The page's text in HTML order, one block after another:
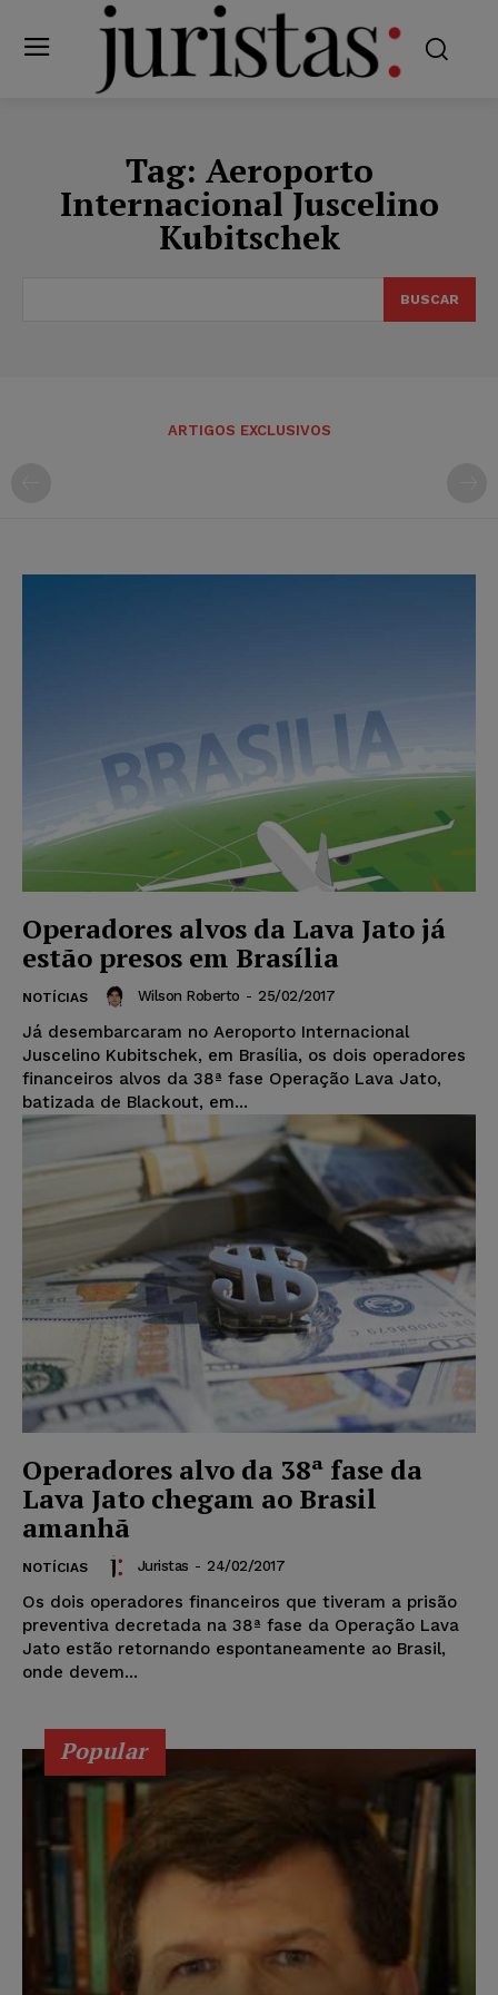
Tag: Aeroporto
Internacional Juscelino
Kubitschek
BUSCAR
ARTIGOS EXCLUSIVOS
Operadores alvos da Lava Jato já
estão presos em Brasília
NOTÍCIAS Wilson Roberto - 25/02/2017
Já desembarcaram no Aeroporto Internacional
Juscelino Kubitschek, em Brasília, os dois operadores
financeiros alvos da 38ª fase Operação Lava Jato,
batizada de Blackout, em...
Operadores alvo da 38ª fase da
Lava Jato chegam ao Brasil
amanhã
NOTÍCIAS Juristas - 24/02/2017
Os dois operadores financeiros que tiveram a prisão
preventiva decretada na 38ª fase da Operação Lava
Jato estão retornando espontaneamente ao Brasil,
onde devem...
Popular